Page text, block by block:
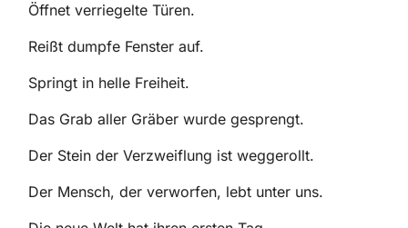
Öffnet verriegelte Türen.
Reißt dumpfe Fenster auf.
Springt in helle Freiheit.
Das Grab aller Gräber wurde gesprengt.
Der Stein der Verzweiflung ist weggerollt.
Der Mensch, der verworfen, lebt unter uns.